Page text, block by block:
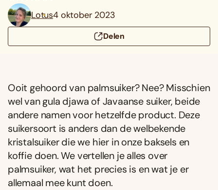
Lotus4 oktober 2023
Delen
Ooit gehoord van palmsuiker? Nee? Misschien
wel van gula djawa of Javaanse suiker, beide
andere namen voor hetzelfde product. Deze
suikersoort is anders dan de welbekende
kristalsuiker die we hier in onze baksels en
koffie doen. We vertellen je alles over
palmsuiker, wat het precies is en wat je er
allemaal mee kunt doen.